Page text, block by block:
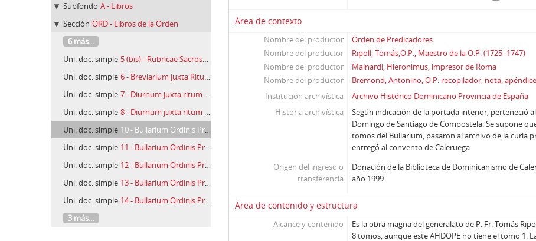
Subfondo A - Libros
Sección ORD - Libros de la Orden
6 más...
Uni. doc. simple 5 (bis) - Rubricae Sacrosancti Sacrificii Missae secundum Ritum FF. O.P
Uni. doc. simple 6 - Breviarium juxta Ritum Sacri Ordinis Praedicatorum, pars secunda
Uni. doc. simple 7 - Diurnum juxta ritum Sacri Ordinis Praedicatorum.
Uni. doc. simple 8 - Diurnum juxta ritum Sacri Ordinis Praedicatoruum.
Uni. doc. simple 10 - Bullarium Ordinis Praedicatorum, t. II
Uni. doc. simple 11 - Bullarium Ordinis Praedicatorum, t. III
Uni. doc. simple 12 - Bullarium Ordinis Praedicatorum, t. IV
Uni. doc. simple 13 - Bullarium Ordinis Praedicatorum, t. V
Uni. doc. simple 14 - Bullarium Ordinis Praedicatorum, t. VI
3 más...
Área de contexto
Nombre del productor
Orden de Predicadores
Nombre del productor
Ripoll, Tomás,O.P., Maestro de la O.P. (1725 -1747)
Nombre del productor
Mainardi, Hieronimus, impresor de Roma
Nombre del productor
Bremond, Antonino, O.P. recopilador, nota,
Institución archivística
Archivo Histórico Dominicano Provincia de España
Historia archivística
Según indicación de la portada interior, perteneció
Domingo de Santiago de Compostela. Se supone
tomos del Bullarium, pasaron al archivo de la curia
entregó al convento de Caleruega.
Origen del ingreso o
transferencia
Donación de la Biblioteca de Dominicanismo de
año 1999.
Área de contenido y estructura
Alcance y contenido
Es la obra magna del generalato de P. Fr. Tomás
8 tomos, aunque este AHDOPE no tiene el tomo 1.